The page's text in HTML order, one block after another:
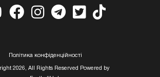
Полiтика конфiденцiйностi
2026, All Rights Reserved Powered by